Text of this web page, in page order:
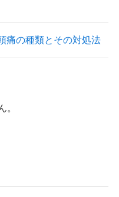
痛の種類とその対処法
。